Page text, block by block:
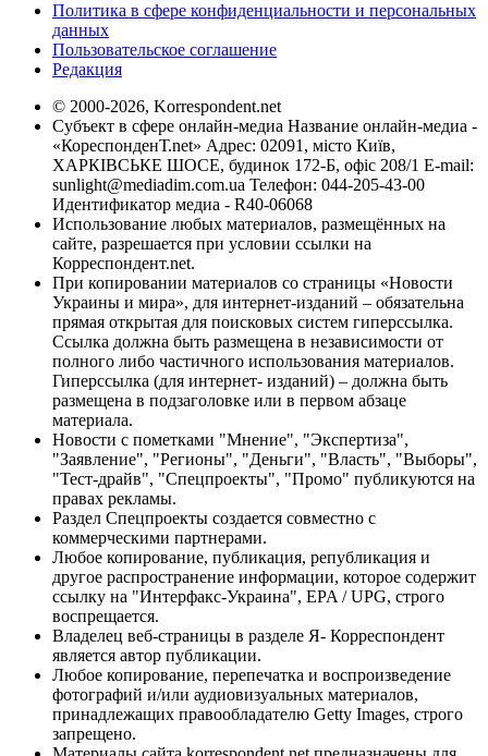
Политика в сфере конфиденциальности и персональных
данных
Пользовательское соглашение
Редакция
© 2000-2026, Korrespondent.net
Субъект в сфере онлайн-медиа Название онлайн-медиа -
«КореспонденТ.net» Адрес: 02091, місто Київ,
ХАРКІВСЬКЕ ШОСЕ, будинок 172-Б, офіс 208/1 E-mail:
sunlight@mediadim.com.ua Телефон: 044-205-43-00
Идентификатор медиа - R40-06068
Использование любых материалов, размещённых на
сайте, разрешается при условии ссылки на
Корреспондент.net.
При копировании материалов со страницы «Новости
Украины и мира», для интернет-изданий – обязательна
прямая открытая для поисковых систем гиперссылка.
Ссылка должна быть размещена в независимости от
полного либо частичного использования материалов.
Гиперссылка (для интернет- изданий) – должна быть
размещена в подзаголовке или в первом абзаце
материала.
Новости с пометками "Мнение", "Экспертиза",
"Заявление", "Регионы", "Деньги", "Власть", "Выборы",
"Тест-драйв", "Спецпроекты", "Промо" публикуются на
правах рекламы.
Раздел Спецпроекты создается совместно с
коммерческими партнерами.
Любое копирование, публикация, републикация и
другое распространение информации, которое содержит
ссылку на "Интерфакс-Украина", EPA / UPG, строго
воспрещается.
Владелец веб-страницы в разделе Я- Корреспондент
является автор публикации.
Любое копирование, перепечатка и воспроизведение
фотографий и/или аудиовизуальных материалов,
принадлежащих правообладателю Getty Images, строго
запрещено.